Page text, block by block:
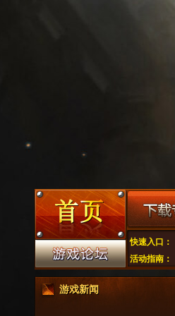
快速入口：
活动指南：
游戏新闻